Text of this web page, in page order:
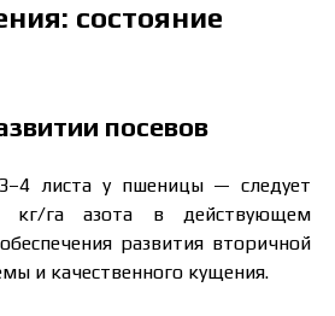
состояние
посевов
листа у пшеницы — следует
кг/га азота в действующем
развития вторичной
и качественного кущения.